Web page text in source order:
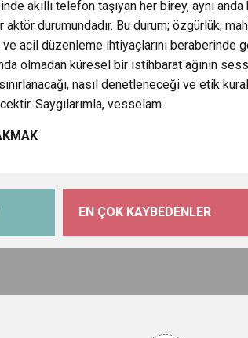
akıllı telefon taşıyan her birey, aynı
durumundadır. Bu durum; özgürlük,
acil düzenleme ihtiyaçlarını beraberinde
olmadan küresel bir istihbarat ağının
nasıl denetleneceği ve etik
Saygılarımla, vesselam.
EN ÇOK KAYBEDENLER